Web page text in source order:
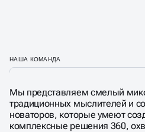
НАША КОМАНДА
Мы представляем смелый
традиционных мыслителей и
новаторов, которые умеют
комплексные решения 360,